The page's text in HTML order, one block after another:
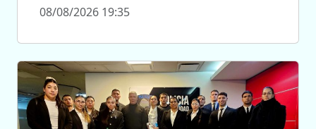
08/08/2026 19:35